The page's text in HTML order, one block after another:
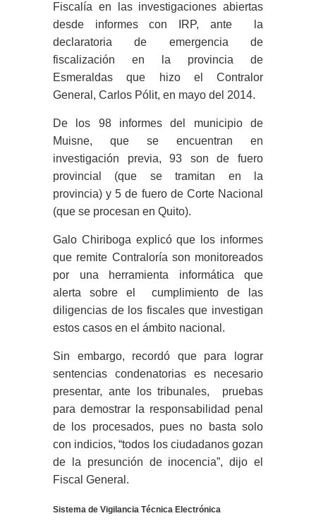
Fiscalía en las investigaciones abiertas
desde informes con IRP, ante la
declaratoria de emergencia de
fiscalización en la provincia de
Esmeraldas que hizo el Contralor
General, Carlos Pólit, en mayo del 2014.
De los 98 informes del municipio de
Muisne, que se encuentran en
investigación previa, 93 son de fuero
provincial (que se tramitan en la
provincia) y 5 de fuero de Corte Nacional
(que se procesan en Quito).
Galo Chiriboga explicó que los informes
que remite Contraloría son monitoreados
por una herramienta informática que
alerta sobre el cumplimiento de las
diligencias de los fiscales que investigan
estos casos en el ámbito nacional.
Sin embargo, recordó que para lograr
sentencias condenatorias es necesario
presentar, ante los tribunales, pruebas
para demostrar la responsabilidad penal
de los procesados, pues no basta solo
con indicios, “todos los ciudadanos gozan
de la presunción de inocencia”, dijo el
Fiscal General.
Sistema de Vigilancia Técnica Electrónica